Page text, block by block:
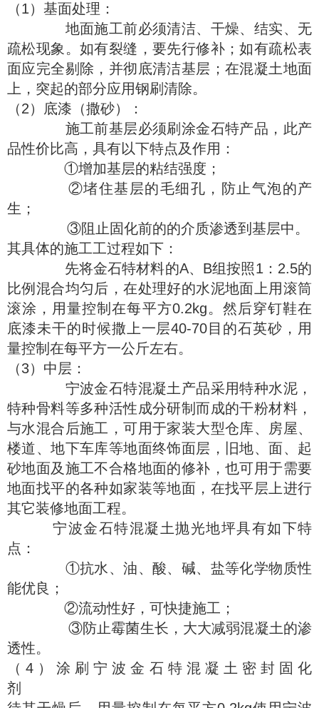
（1）基面处理：
地面施工前必须清洁、干燥、结实、无
疏松现象。如有裂缝，要先行修补；如有疏松表
面应完全剔除，并彻底清洁基层；在混凝土地面
上，突起的部分应用钢刷清除。
（2）底漆（撒砂）：
施工前基层必须刷涂金石特产品，此产
品性价比高，具有以下特点及作用：
①增加基层的粘结强度；
②堵住基层的毛细孔，防止气泡的产
生；
③阻止固化前的的介质渗透到基层中。
其具体的施工工过程如下：
先将金石特材料的A、B组按照1：2.5的
比例混合均匀后，在处理好的水泥地面上用滚筒
滚涂，用量控制在每平方0.2kg。然后穿钉鞋在
底漆未干的时候撒上一层40-70目的石英砂，用
量控制在每平方一公斤左右。
（3）中层：
宁波金石特混凝土产品采用特种水泥，
特种骨料等多种活性成分研制而成的干粉材料，
与水混合后施工，可用于家装大型仓库、房屋、
楼道、地下车库等地面终饰面层，旧地、面、起
砂地面及施工不合格地面的修补，也可用于需要
地面找平的各种如家装等地面，在找平层上进行
其它装修地面工程。
宁波金石特混凝土抛光地坪具有如下特
点：
①抗水、油、酸、碱、盐等化学物质性
能优良；
②流动性好，可快捷施工；
③防止霉菌生长，大大减弱混凝土的渗
透性。
（4）涂刷宁波金石特混凝土密封固化
剂